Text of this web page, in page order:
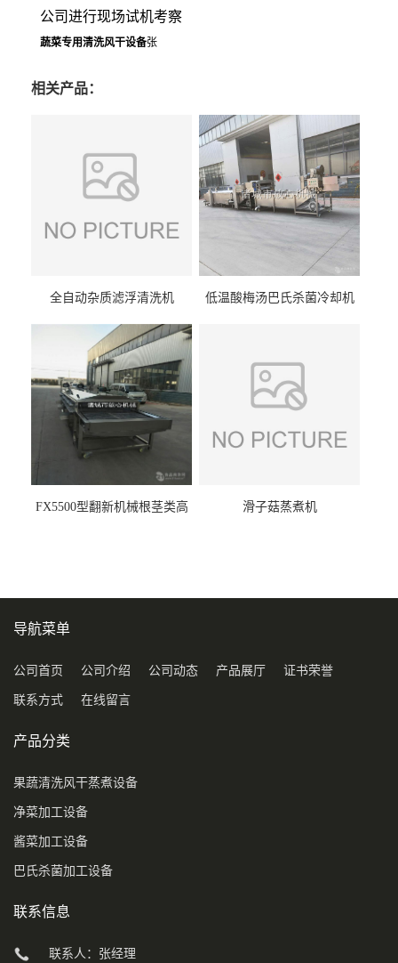
公司进行现场试机考察
蔬菜专用清洗风干设备张
相关产品：
全自动杂质滤浮清洗机 低温酸梅汤巴氏杀菌冷却机
FX5500型翻新机械根茎类高
滑子菇蒸煮机
导航菜单
公司首页 公司介绍 公司动态 产品展厅 证书荣誉
联系方式 在线留言
产品分类
果蔬清洗风干蒸煮设备
净菜加工设备
酱菜加工设备
巴氏杀菌加工设备
联系信息
联系人：张经理